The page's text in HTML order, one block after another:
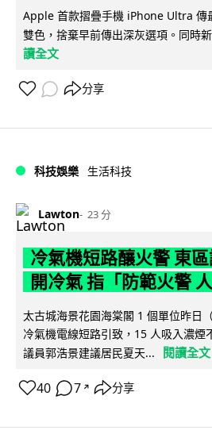
Apple 首款摺疊手機 iPhone Ultra 傳
雙色，捨棄早前傳出深灰選項。同時
讀全文
分享
科技娛樂 生活科技
Lawton 23 分
冷氣機短路釀火警 東
開冷氣 指「防範火警 人
太古城海景花園海棠閣 1 個單位昨日
冷氣機電線短路引致，15 人吸入濃煙
議員郭浩景建議居民夏天...
閱讀全文
40 7 ↗ 分享